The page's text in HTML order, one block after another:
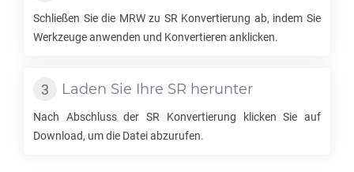
Schließen Sie die MRWzu SR Konvertierung ab, indem Sie
Werkzeuge anwenden und Konvertieren anklicken.
Laden Sie Ihre SR herunter
Nach Abschluss derSR Konvertierung klicken Sie auf
Download, um die Datei abzurufen.